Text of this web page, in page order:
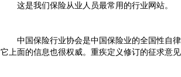
这是我们保险从业人员最常用的行业网站。
中国保险行业协会是中国保险业的全国性自
它上面的信息也很权威。重疾定义修订的征求意